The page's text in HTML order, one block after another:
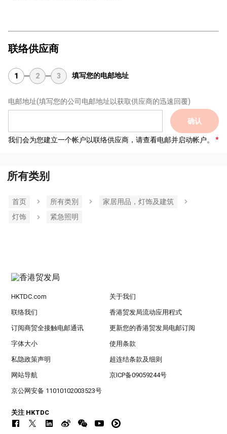
联络供应商
1 2 3 填写您的电邮地址
电邮地址(填写您的公司电邮地址以获取供应商的迅速回覆)
确认
我们会为您建立一个帐户以联络供应商，请查看电邮并启动帐户。
所有类别
首页 所有类別
家居用品，灯饰及建筑
灯饰
紧急照明
HKTDC.com 关于我们
联络我们 香港贸发局流动应用程式
订阅商贸全接触电邮通讯 更新您的香港贸发局电邮订阅
字体大小 使用条款
私隐政策声明 超连结条款及细则
网站导航 京ICP备09059244号
京公网安备 11010102003523号
关注 HKTDC